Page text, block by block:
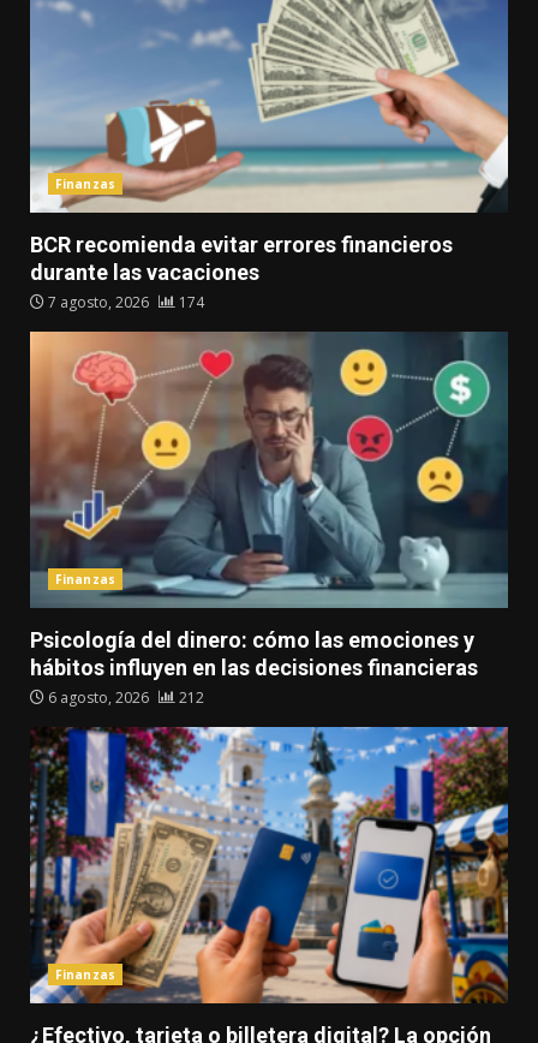
Finanzas
BCR recomienda evitar errores financieros
durante las vacaciones
7 agosto, 2026 174
Finanzas
Psicología del dinero: cómo las emociones y
hábitos influyen en las decisiones financieras
6 agosto, 2026 212
Finanzas
¿Efectivo, tarjeta o billetera digital? La opción